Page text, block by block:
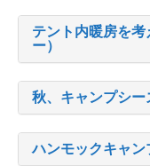
テント内暖房を
ー）
秋、キャンプシー
ハンモックキャン